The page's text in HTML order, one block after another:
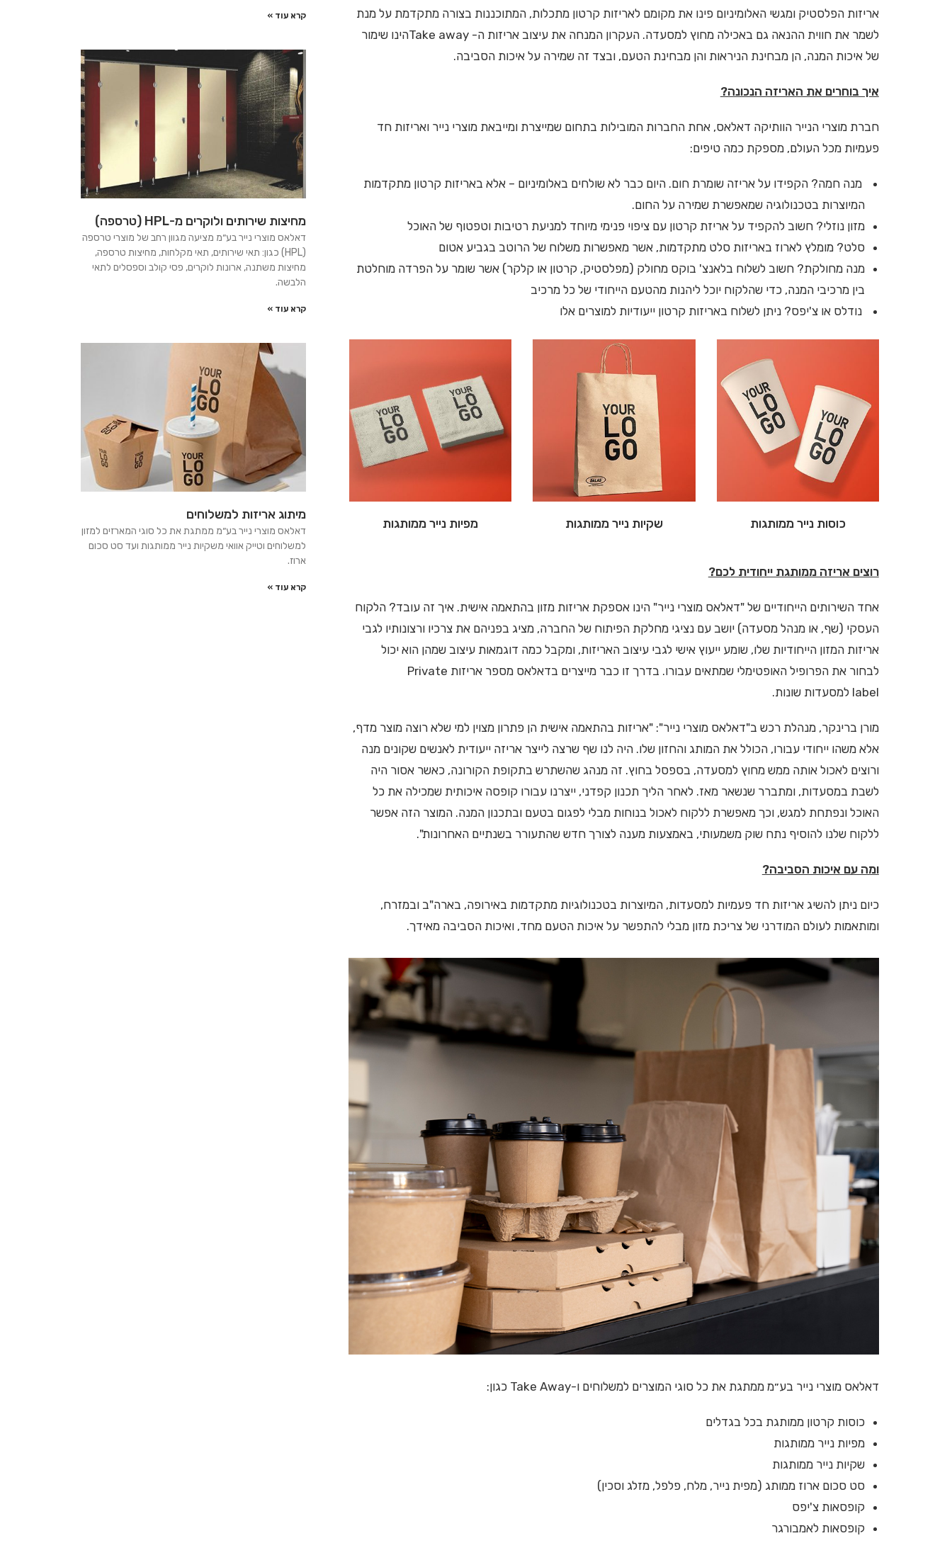
אריזות הפלסטיק ומגשי האלומיניום פינו את מקומם לאריזות קרטון מתכלות, המתוכננות בצורה מתקדמת על מנת
לשמר את חווית ההנאה גם באכילה מחוץ למסעדה. העקרון המנחה את עיצוב אריזות ה- Take awayהינו שימור
של איכות המנה, הן מבחינת הניראות והן מבחינת הטעם, ובצד זה שמירה על איכות הסביבה.
איך בוחרים את האריזה הנכונה?
חברת מוצרי הנייר הוותיקה דאלאס, אחת החברות המובילות בתחום שמייצרת ומייבאת מוצרי נייר ואריזות חד
פעמיות מכל העולם, מספקת כמה טיפים:
מנה חמה? הקפידו על אריזה שומרת חום. היום כבר לא שולחים באלומיניום – אלא באריזות קרטון מתקדמות
המיוצרות בטכנולוגיה שמאפשרת שמירה על החום.
מזון נוזלי? חשוב להקפיד על אריזת קרטון עם ציפוי פנימי מיוחד למניעת רטיבות וטפטוף של האוכל
סלט? מומלץ לארוז באריזות סלט מתקדמות, אשר מאפשרות משלוח של הרוטב בגביע אטום
מנה מחולקת? חשוב לשלוח בלאנצ' בוקס מחולק (מפלסטיק, קרטון או קלקר) אשר שומר על הפרדה מוחלטת
בין מרכיבי המנה, כדי שהלקוח יוכל ליהנות מהטעם הייחודי של כל מרכיב
נודלס או צ'יפס? ניתן לשלוח באריזות קרטון ייעודיות למוצרים אלו
כוסות נייר ממותגות שקיות נייר ממותגות מפיות נייר ממותגות
רוצים אריזה ממותגת ייחודית לכם?
אחד השירותים הייחודיים של "דאלאס מוצרי נייר" הינו אספקת אריזות מזון בהתאמה אישית. איך זה עובד? הלקוח
העסקי (שף, או מנהל מסעדה) יושב עם נציגי מחלקת הפיתוח של החברה, מציג בפניהם את צרכיו ורצונותיו לגבי
אריזות המזון הייחודיות שלו, שומע ייעוץ אישי לגבי עיצוב האריזות, ומקבל כמה דוגמאות עיצוב שמהן הוא יכול
לבחור את הפרופיל האופטימלי שמתאים עבורו. בדרך זו כבר מייצרים בדאלאס מספר אריזות Private
label למסעדות שונות.
מורן ברינקר, מנהלת רכש ב"דאלאס מוצרי נייר": "אריזות בהתאמה אישית הן פתרון מצוין למי שלא רוצה מוצר מדף,
אלא משהו ייחודי עבורו, הכולל את המותג והחזון שלו. היה לנו שף שרצה לייצר אריזה ייעודית לאנשים שקונים מנה
ורוצים לאכול אותה ממש מחוץ למסעדה, בספסל בחוץ. זה מנהג שהשתרש בתקופת הקורונה, כאשר אסור היה
לשבת במסעדות, ומתברר שנשאר מאז. לאחר הליך תכנון קפדני, ייצרנו עבורו קופסה איכותית שמכילה את כל
האוכל ונפתחת למגש, וכך מאפשרת ללקוח לאכול בנוחות מבלי לפגום בטעם ובתכנון המנה. המוצר הזה אפשר
ללקוח שלנו להוסיף נתח שוק משמעותי, באמצעות מענה לצורך חדש שהתעורר בשנתיים האחרונות".
ומה עם איכות הסביבה?
כיום ניתן להשיג אריזות חד פעמיות למסעדות, המיוצרות בטכנולוגיות מתקדמות באירופה, בארה"ב ובמזרח,
ומותאמות לעולם המודרני של צריכת מזון מבלי להתפשר על איכות הטעם מחד, ואיכות הסביבה מאידך.
דאלאס מוצרי נייר בע״מ ממתגת את כל סוגי המוצרים למשלוחים ו-Take Away כגון:
כוסות קרטון ממותגת בכל בגדלים
מפיות נייר ממותגות
שקיות נייר ממותגות
סט סכום ארוז ממותג (מפית נייר, מלח, פלפל, מזלג וסכין)
קופסאות צ'יפס
קופסאות לאמבורגר
קרא עוד »
מחיצות שירותים ולוקרים מ-HPL (טרספה)
דאלאס מוצרי נייר בע״מ מציעה מגוון רחב של מוצרי טרספה
(HPL) כגון: תאי שירותים, תאי מקלחות, מחיצות טרספה,
מחיצות משתנה, ארונות לוקרים, פסי קולב וספסלים לתאי
הלבשה.
קרא עוד »
מיתוג אריזות למשלוחים
דאלאס מוצרי נייר בע״מ ממתגת את כל סוגי המארזים למזון
למשלוחים וטייק אוואי משקיות נייר ממותגות ועד סט סכום
ארוז.
קרא עוד »